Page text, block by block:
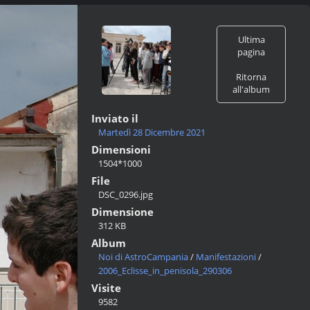
Ultima
pagina
Ritorna
all'album
Inviato il
Martedì 28 Dicembre 2021
Dimensioni
1504*1000
File
DSC_0296.jpg
Dimensione
312 KB
Album
Noi di AstroCampania/ Manifestazioni/
2006_Eclisse_in_penisola_290306
Visite
9582